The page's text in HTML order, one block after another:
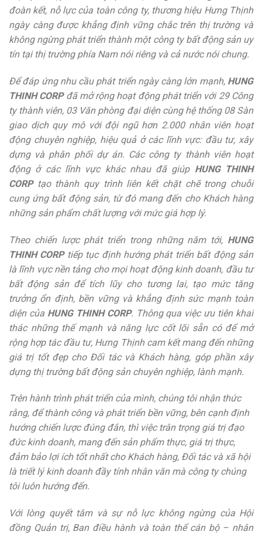
đoàn kết, nỗ lực của toàn công ty, thương hiệu Hưng Thịnh
ngày càng được khẳng định vững chắc trên thị trường và
không ngừng phát triển thành một công ty bất động sản uy
tín tại thị trường phía Nam nói riêng và cả nước nói chung.
Để đáp ứng nhu cầu phát triển ngày càng lớn mạnh, HUNG
THINH CORPđã mở rộng hoạt động phát triển với 29 Công
ty thành viên, 03 Văn phòng đại diện cùng hệ thống 08 Sàn
giao dịch quy mô với đội ngũ hơn 2.000 nhân viên hoạt
động chuyên nghiệp, hiệu quả ở các lĩnh vực: đầu tư, xây
dựng và phân phối dự án. Các công ty thành viên hoạt
động ở các lĩnh vực khác nhau đã giúp HUNG THINH
CORPtạo thành quy trình liên kết chặt chẽ trong chuỗi
cung ứng bất động sản, từ đó mang đến cho Khách hàng
những sản phẩm chất lượng với mức giá hợp lý.
Theo chiến lược phát triển trong những năm tới, HUNG
THINH CORPtiếp tục định hướng phát triển bất động sản
là lĩnh vực nền tảng cho mọi hoạt động kinh doanh, đầu tư
bất động sản để tích lũy cho tương lai, tạo mức tăng
trưởng ổn định, bền vững và khẳng định sức mạnh toàn
diện của HUNG THINH CORP. Thông qua việc ưu tiên khai
thác những thế mạnh và năng lực cốt lõi sẵn có để mở
rộng hợp tác đầu tư, Hưng Thịnh cam kết mang đến những
giá trị tốt đẹp cho Đối tác và Khách hàng, góp phần xây
dựng thị trường bất động sản chuyên nghiệp, lành mạnh.
Trên hành trình phát triển của mình, chúng tôi nhận thức
rằng, để thành công và phát triển bền vững, bên cạnh định
hướng chiến lược đúng đắn, thì việc trân trọng giá trị đạo
đức kinh doanh, mang đến sản phẩm thực, giá trị thực,
đảm bảo lợi ích tốt nhất cho Khách hàng, Đối tác và xã hội
là triết lý kinh doanh đầy tính nhân văn mà công ty chúng
tôi luôn hướng đến.
Với lòng quyết tâm và sự nỗ lực không ngừng của Hội
đồng Quản trị, Ban điều hành và toàn thể cán bộ – nhân